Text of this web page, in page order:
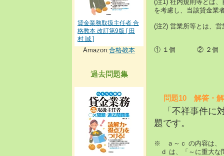
貸金業務取扱主任者 合
格教本 改訂第9版 [ 田
村 誠 ]
Amazon:合格教本
過去問題集
(注1) 社内規則等とは
を考慮し、当該貸金業
(注2) 営業所等とは、
① １個 ② ２
問題10 解答・
「不祥事件に
題です。
※ ａ～ｃ の内容は、
ｄ は、「～に重大な